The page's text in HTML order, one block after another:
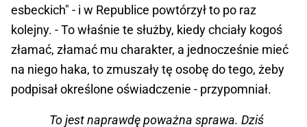
esbeckich" - i w Republice powtórzył to po raz
kolejny. - To właśnie te służby, kiedy chciały kogoś
złamać, złamać mu charakter, a jednocześnie mieć
na niego haka, to zmuszały tę osobę do tego, żeby
podpisał określone oświadczenie - przypomniał.
To jest naprawdę poważna sprawa. Dziś